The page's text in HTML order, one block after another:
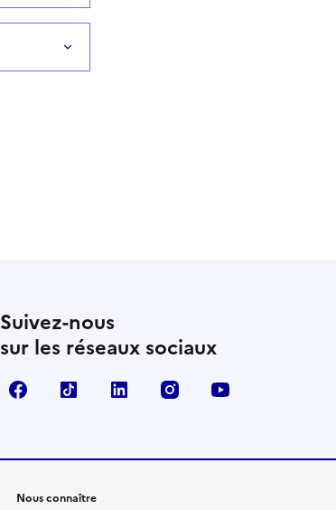
Suivez-nous
sur les réseaux sociaux
FacebookTikTok LinkedIn Instagram
Nous connaître